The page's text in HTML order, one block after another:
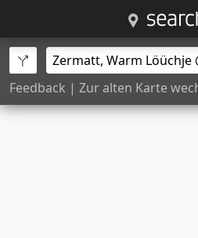
Feedback | Zur alten Karte